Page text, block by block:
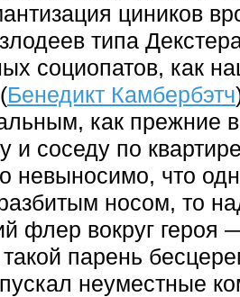
циников
типа
социопатов, как
Бенедикт Камбербэтч
как прежние
и соседу по
невыносимо, что
носом, то
флер вокруг героя
парень
неуместные